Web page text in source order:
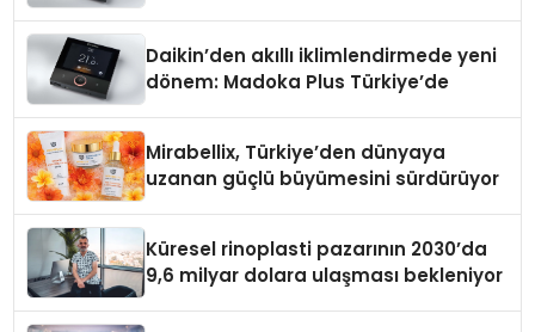
Daikin’den akıllı iklimlendirmede yeni
dönem: Madoka Plus Türkiye’de
Mirabellix, Türkiye’den dünyaya
uzanan güçlü büyümesini sürdürüyor
Küresel rinoplasti pazarının 2030’da
9,6 milyar dolara ulaşması bekleniyor